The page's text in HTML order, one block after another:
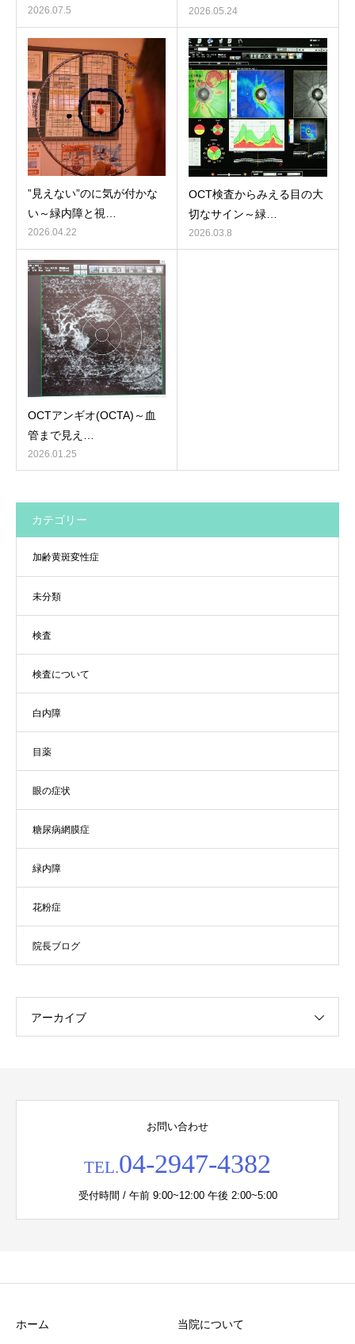
2026.07.5 2026.05.24
”見えない”のに気が付かな
い～緑内障と視…
2026.04.22
OCT検査からみえる目の大
切なサイン～緑…
2026.03.8
OCTアンギオ(OCTA)～血
管まで見え…
2026.01.25
カテゴリー
加齢黄斑変性症
未分類
検査
検査について
白内障
目薬
眼の症状
糖尿病網膜症
緑内障
花粉症
院長ブログ
アーカイブ
お問い合わせ
TEL.04-2947-4382
受付時間 / 午前 9:00~12:00 午後 2:00~5:00
ホーム 当院について